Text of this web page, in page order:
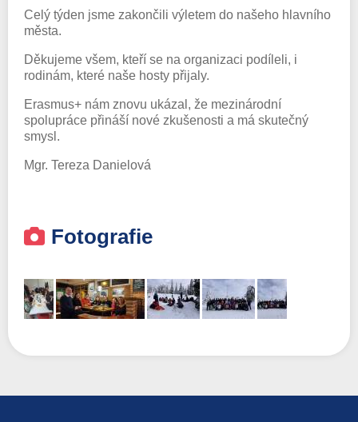
Celý týden jsme zakončili výletem do našeho hlavního
města.
Děkujeme všem, kteří se na organizaci podíleli, i
rodinám, které naše hosty přijaly.
Erasmus+ nám znovu ukázal, že mezinárodní
spolupráce přináší nové zkušenosti a má skutečný
smysl.
Mgr. Tereza Danielová
Fotografie